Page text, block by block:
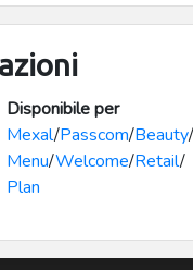
Disponibile per
Mexal/Passcom/Beauty/
Menu/Welcome/Retail/
Plan